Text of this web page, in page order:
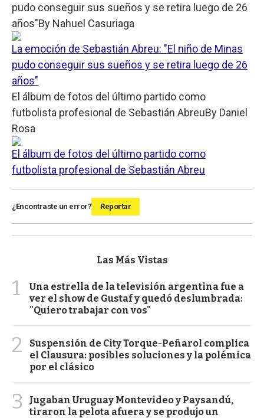
pudo conseguir sus sueños y se retira luego de 26
años"By Nahuel Casuriaga
La emoción de Sebastián Abreu: "El niño de Minas
pudo conseguir sus sueños y se retira luego de 26
años"
El álbum de fotos del último partido como
futbolista profesional de Sebastián AbreuBy Daniel
Rosa
El álbum de fotos del último partido como
futbolista profesional de Sebastián Abreu
¿Encontraste un error? Reportar
Las Más Vistas
1
Una estrella de la televisión argentina fue a
ver el show de Gustaf y quedó deslumbrada:
"Quiero trabajar con vos"
2
Suspensión de City Torque-Peñarol complica
el Clausura: posibles soluciones y la polémica
por el clásico
3
Jugaban Uruguay Montevideo y Paysandú,
tiraron la pelota afuera y se produjo un